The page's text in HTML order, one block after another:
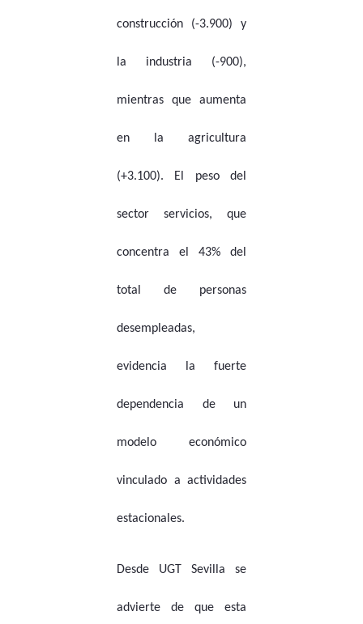
construcción (-3.900) y
la industria (-900),
mientras que aumenta
en la agricultura
(+3.100). El peso del
sector servicios, que
concentra el 43% del
total de personas
desempleadas,
evidencia la fuerte
dependencia de un
modelo económico
vinculado a actividades
estacionales.
Desde UGT Sevilla se
advierte de que esta